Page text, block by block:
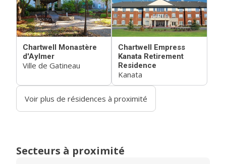
Chartwell Monastère
d'Aylmer
Ville de Gatineau
Chartwell Empress
Kanata Retirement
Residence
Kanata
Voir plus de résidences à proximité
Secteurs à proximité